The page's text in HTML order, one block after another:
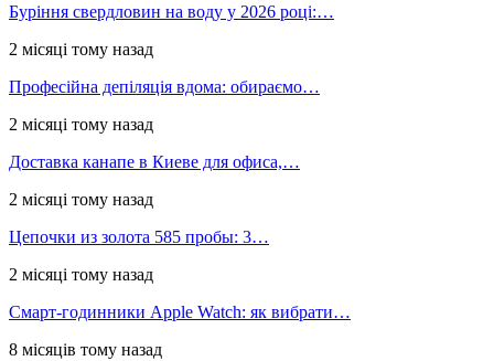
Буріння свердловин на воду у 2026 році:…
2 місяці тому назад
Професійна депіляція вдома: обираємо…
2 місяці тому назад
Доставка канапе в Киеве для офиса,…
2 місяці тому назад
Цепочки из золота 585 пробы: 3…
2 місяці тому назад
Смарт-годинники Apple Watch: як вибрати…
8 місяців тому назад